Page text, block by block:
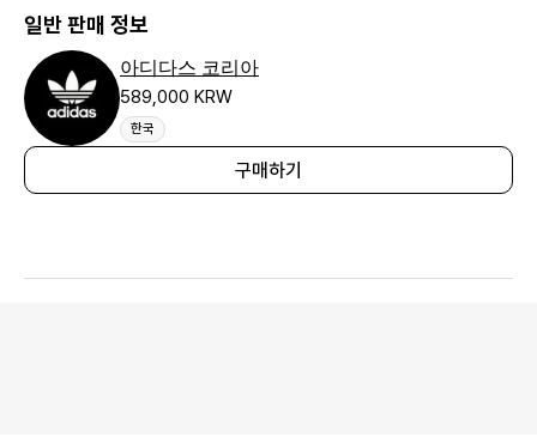
일반 판매 정보
아디다스 코리아
589,000 KRW
한국
구매하기